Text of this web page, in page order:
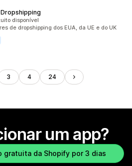
Dropshipping
disponível
de dropshipping dos EUA, da UE e do UK
3 4 24
um app?
gratuita da Shopify por 3 dias